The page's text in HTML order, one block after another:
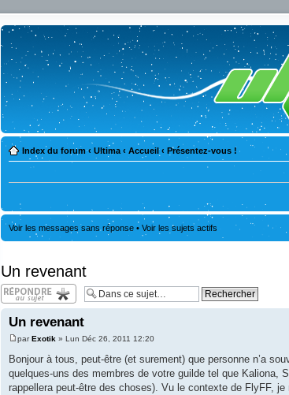
Index du forum ‹ Ultima ‹ Accueil ‹ Présentez-vous !
Voir les messages sans réponse • Voir les sujets actifs
Un revenant
Répondre
Un revenant
parExotik » Lun Déc 26, 2011 12:20
Bonjour à tous, peut-être (et surement) que personne n’a
quelques-uns des membres de votre guilde tel que Kaliona,
rappellera peut-être des choses). Vu le contexte de FlyFF,